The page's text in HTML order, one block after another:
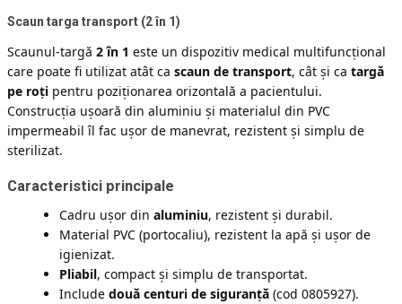
Scaun targa transport (2 în 1)
Scaunul-targă 2 în 1 este un dispozitiv medical multifuncțional
care poate fi utilizat atât ca scaun de transport, cât și ca targă
pe roți pentru poziționarea orizontală a pacientului.
Construcția ușoară din aluminiu și materialul din PVC
impermeabil îl fac ușor de manevrat, rezistent și simplu de
sterilizat.
Caracteristici principale
Cadru ușor din aluminiu, rezistent și durabil.
Material PVC (portocaliu), rezistent la apă și ușor de
igienizat.
Pliabil, compact și simplu de transportat.
Include două centuri de siguranță (cod 0805927).